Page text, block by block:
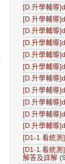
[D.升學輔導
[D.升學輔導
[D.升學輔導
[D.升學輔導
[D.升學輔導
[D.升學輔導
[D.升學輔導
[D.升學輔導
[D.升學輔導
[D.升學輔導
[D.升學輔導
[D1-1.看統測
[D1-1.看統
解答及詳解